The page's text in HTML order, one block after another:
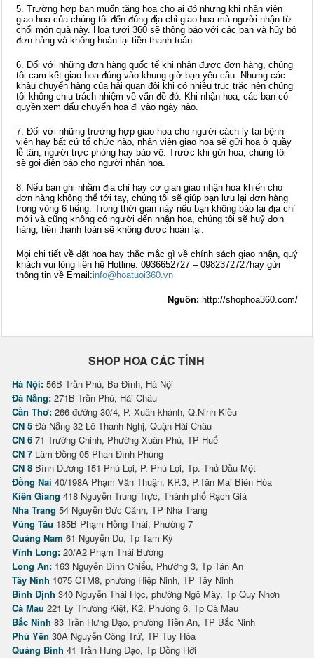
5. Trường hợp bạn muốn tặng hoa cho ai đó nhưng khi nhân viên
giao hoa của chúng tôi đến đúng địa chỉ giao hoa mà người nhận từ
chối món quà này. Hoa tươi 360 sẽ thông báo với các bạn và hủy bỏ
đơn hàng và không hoàn lại tiền thanh toán.
6. Đối với những đơn hàng quốc tế khi nhận được đơn hàng, chúng
tôi cam kết giao hoa đúng vào khung giờ bạn yêu cầu. Nhưng các
khâu chuyển hàng của hải quan đôi khi có nhiều trục trặc nên chúng
tôi không chịu trách nhiệm về vấn đề đó. Khi nhận hoa, các bạn có
quyền xem dấu chuyển hoa đi vào ngày nào.
7. Đối với những trường hợp giao hoa cho người cách ly tại bệnh
viện hay bất cứ tổ chức nào, nhân viên giao hoa sẽ gửi hoa ở quầy
lễ tân, người trực phòng hay bảo vệ. Trước khi gửi hoa, chúng tôi
sẽ gọi điện báo cho người nhận hoa.
8. Nếu bạn ghi nhầm địa chỉ hay cơ gian giao nhận hoa khiến cho
đơn hàng không thể tới tay, chúng tôi sẽ giúp bạn lưu lại đơn hàng
trong vòng 6 tiếng. Trong thời gian này nếu bạn không báo lại địa chỉ
mới và cũng không có người đến nhận hoa, chúng tôi sẽ huỷ đơn
hàng, tiền thanh toán sẽ không được hoàn lại.
Mọi chi tiết về đặt hoa hay thắc mắc gì về chính sách giao nhận, quý
khách vui lòng liên hệ Hotline: 0936652727 – 0982372727hay gửi
thông tin về Email:info@hoatuoi360.vn
Nguồn: http://shophoa360.com/
SHOP HOA CÁC TỈNH
Hà Nội: 56B Trần Phú, Ba Đình, Hà Nội
Đà Nẵng: 271B Trần Phú, Hải Châu
Cần Thơ: 266 đường 30/4, P. Xuân khánh, Q.Ninh Kiều
CN 5 Đà Nẵng 32 Lê Thanh Nghị, Quận Hải Châu
CN 6 71 Trường Chinh, Phường Xuân Phú, TP Huế
CN 7 Lâm Đồng 05 Phan Đình Phùng
CN 8 Bình Dương 151 Phú Lợi, P. Phú Lợi, Tp. Thủ Dầu Một
Đồng Nai 40/198A Phạm Văn Thuận, KP.3, P.Tân Mai Biên Hòa
Kiên Giang 418 Nguyễn Trung Trực, Thành phố Rạch Giá
Nha Trang 54 Nguyễn Đức Cảnh, TP Nha Trang
Vũng Tàu 185B Phạm Hồng Thái, Phường 7
Quảng Nam 61 Nguyễn Du, Tp Tam Kỳ
Vĩnh Long: 20/A2 Phạm Thái Bường
Long An: 163 Nguyễn Đình Chiểu, Phường 3, Tp Tân An
Tây Ninh 1075 CTM8, phường Hiệp Ninh, TP Tây Ninh
Bình Định 340 Nguyễn Thái Học, phường Ngô Mây, Tp Quy Nhơn
Cà Mau 221 Lý Thường Kiệt, K2, Phường 6, Tp Cà Mau
Bắc Ninh 83 Trần Hưng Đạo, phường Tiền An, TP Bắc Ninh
Phú Yên 30A Nguyễn Công Trứ, TP Tuy Hòa
Quảng Bình 41 Trần Hưng Đạo, Tp Đồng Hới